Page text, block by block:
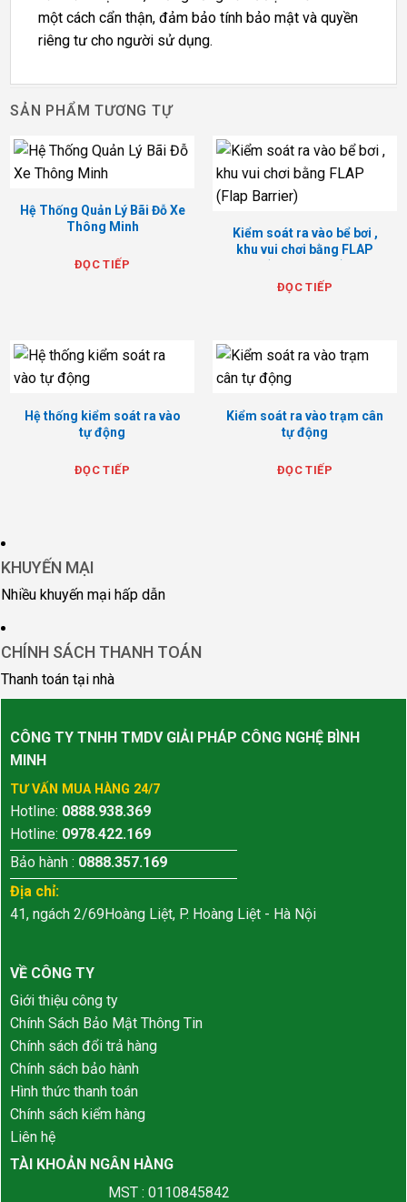
một cách cẩn thận, đảm bảo tính bảo mật và quyền
riêng tư cho người sử dụng.
SẢN PHẨM TƯƠNG TỰ
Hệ Thống Quản Lý Bãi Đỗ Xe
Thông Minh
ĐỌC TIẾP
Kiểm soát ra vào bể bơi ,
khu vui chơi bằng FLAP
ĐỌC TIẾP
Hệ thống kiểm soát ra vào
tự động
ĐỌC TIẾP
Kiểm soát ra vào trạm cân
tự động
ĐỌC TIẾP
KHUYẾN MẠI
Nhiều khuyến mại hấp dẫn
CHÍNH SÁCH THANH TOÁN
Thanh toán tại nhà
CÔNG TY TNHH TMDV GIẢI PHÁP CÔNG NGHỆ BÌNH
MINH
TƯ VẤN MUA HÀNG 24/7
Hotline: 0888.938.369
Hotline: 0978.422.169
Bảo hành : 0888.357.169
Địa chỉ:
41, ngách 2/69Hoàng Liệt, P. Hoàng Liệt - Hà Nội
VỀ CÔNG TY
Giới thiệu công ty
Chính Sách Bảo Mật Thông Tin
Chính sách đổi trả hàng
Chính sách bảo hành
Hình thức thanh toán
Chính sách kiểm hàng
Liên hệ
TÀI KHOẢN NGÂN HÀNG
MST : 0110845842